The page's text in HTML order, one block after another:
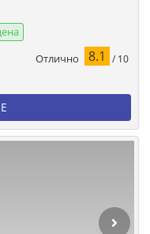
Отлично 8.1 / 10